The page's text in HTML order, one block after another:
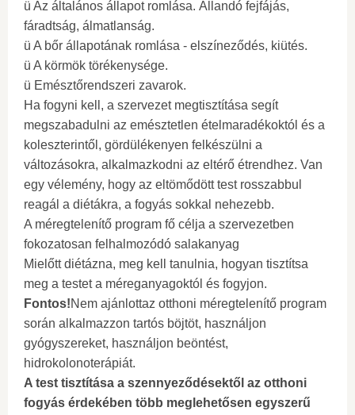
ü Az általános állapot romlása. Állandó fejfájás,
fáradtság, álmatlanság.
ü A bőr állapotának romlása - elszíneződés, kiütés.
ü A körmök törékenysége.
ü Emésztőrendszeri zavarok.
Ha fogyni kell, a szervezet megtisztítása segít
megszabadulni az emésztetlen ételmaradékoktól és a
koleszterintől, gördülékenyen felkészülni a
változásokra, alkalmazkodni az eltérő étrendhez. Van
egy vélemény, hogy az eltömődött test rosszabbul
reagál a diétákra, a fogyás sokkal nehezebb.
A méregtelenítő program fő célja a szervezetben
fokozatosan felhalmozódó salakanyag
Mielőtt diétázna, meg kell tanulnia, hogyan tisztítsa
meg a testet a méreganyagoktól és fogyjon.
Fontos!Nem ajánlottaz otthoni méregtelenítő program
során alkalmazzon tartós böjtöt, használjon
gyógyszereket, használjon beöntést,
hidrokolonoterápiát.
A test tisztítása a szennyeződésektől az otthoni
fogyás érdekében több meglehetősen egyszerű